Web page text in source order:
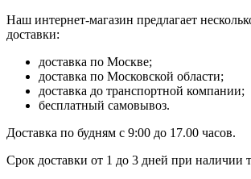
Наш интернет-магазин предлагает
доставки:
доставка по Москве;
доставка по Московской области;
доставка до транспортной компании;
бесплатный самовывоз.
Доставка по будням с 9:00 до 17.00 часов.
Срок доставки от 1 до 3 дней при наличии